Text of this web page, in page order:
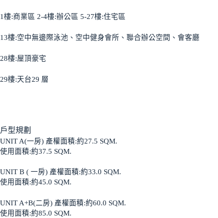
1樓:商業區 2-4樓:辦公區 5-27樓:住宅區
13樓:空中無邊際泳池、空中健身會所、聯合辦公空間、會客廳
28樓:屋頂豪宅
29樓:天台29 層
戶型規劃
UNIT A(一房) 產權面積:約27.5 SQM.
使用面積:約37.5 SQM.
UNIT B ( 一房) 產權面積:約33.0 SQM.
使用面積:約45.0 SQM.
UNIT A+B(二房) 產權面積:約60.0 SQM.
使用面積:約85.0 SQM.